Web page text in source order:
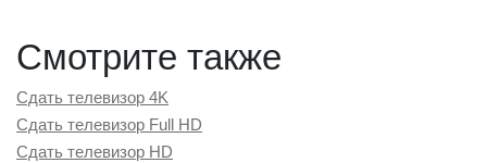
Смотрите также
Сдать телевизор 4K
Сдать телевизор Full HD
Сдать телевизор HD